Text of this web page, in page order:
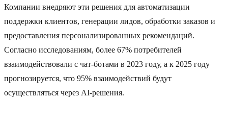
Компании внедряют эти решения для автоматизации
поддержки клиентов, генерации лидов, обработки заказов и
предоставления персонализированных рекомендаций.
Согласно исследованиям, более 67% потребителей
взаимодействовали с чат-ботами в 2023 году, а к 2025 году
прогнозируется, что 95% взаимодействий будут
осуществляться через AI-решения.